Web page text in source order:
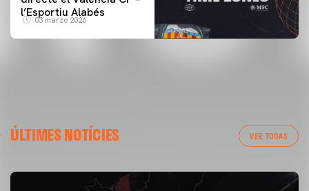
l’Esportiu Alabés
03 marzo 2026
ÚLTIMES NOTÍCIES VER TODAS